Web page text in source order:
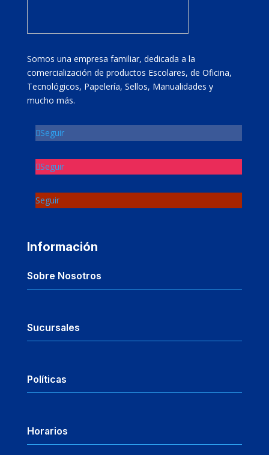
Somos una empresa familiar, dedicada a la
comercialización de productos Escolares, de Oficina,
Tecnológicos, Papelería, Sellos, Manualidades y
mucho más.
Seguir
Seguir
Seguir
Información
Sobre Nosotros
Sucursales
Políticas
Horarios